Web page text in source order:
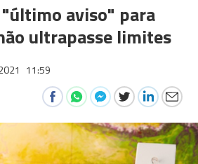
aviso" para
ultrapasse limites
11:59